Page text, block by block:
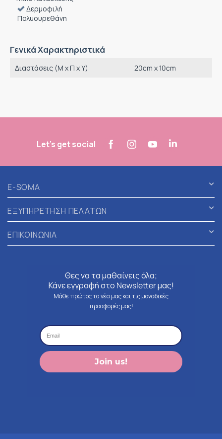
Δερμοφιλή
Πολυουρεθάνη
Γενικά Χαρακτηριστικά
Διαστάσεις (M x Π x Υ) 20cm x 10cm
Let's get social
E-SOMA
ΕΞΥΠΗΡΕΤΗΣΗ ΠΕΛΑΤΩΝ
ΕΠΙΚΟΙΝΩΝΙΑ
Θες να τα μαθαίνεις όλα;
Κάνε εγγραφή στο Newsletter μας!
Μάθε πρώτος τα νέα μας και τις μοναδικές
προσφορές μας!
Join us!